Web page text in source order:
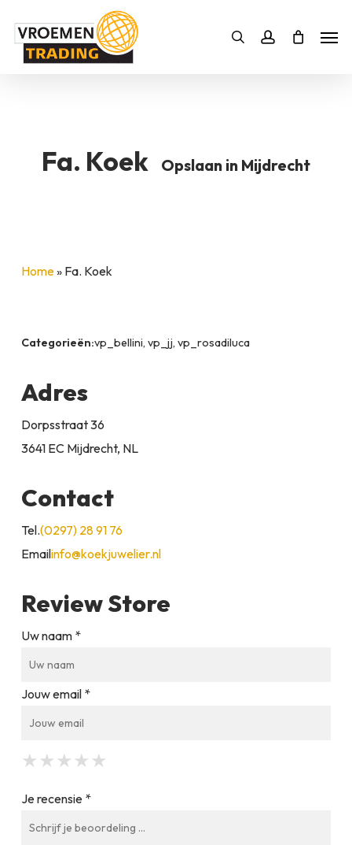
Zoekenaccount
Bestelling SLUITEN
Fa. Koek Opslaan in Mijdrecht
Home» Fa. Koek
Categorieën:vp_bellini, vp_jj, vp_rosadiluca
Adres
Dorpsstraat 36
3641 EC Mijdrecht, NL
Contact
Tel.(0297) 28 91 76
Emailinfo@koekjuwelier.nl
Review Store
Uw naam *
Jouw email *
★
★ ★
★ ★ ★
★ ★ ★ ★
★ ★ ★ ★ ★
Je recensie *